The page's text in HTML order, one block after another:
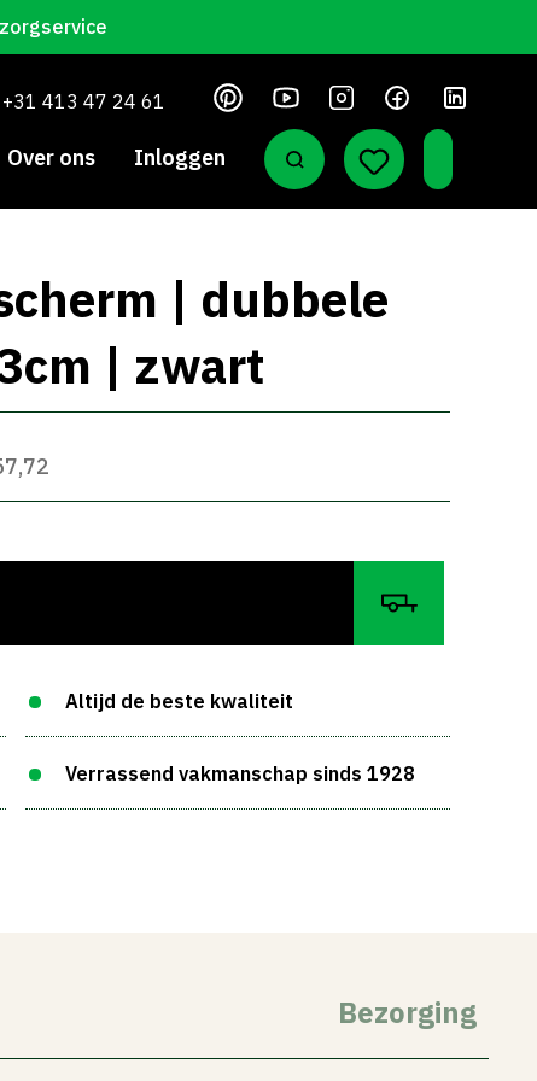
+31 413 47 24 61
Over ons Inloggen
| dubbele
| zwart
Altijd de beste kwaliteit
Verrassend vakmanschap sinds 1928
Bezorging